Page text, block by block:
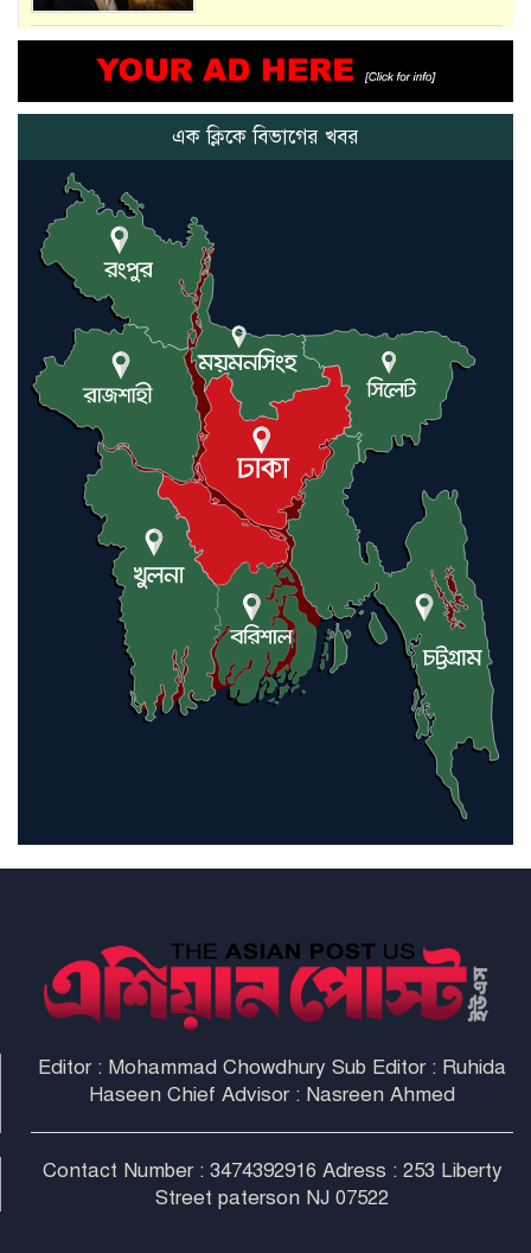
মানুষের উপকার হয় : প্রধানমন্ত্রী
যুক্তরাষ্ট্র ও ইসরায়েল বাদে হরমুজ
প্রণালি সবার জন্য উন্মুক্ত: আরাকচি
এবার চীনের দ্বারস্থ হলেন ডোনাল্ড
ট্রাম্প
ইরানে কঠোর হামলা অব্যাহত রাখতে
ট্রাম্পকে আহ্বান সৌদি আরবের
ইরাকসহ মধ্যপ্রাচ্যে ২৪ হামলা চালাল
ইরানপন্থি গোষ্ঠী
হরমুজ প্রণালী সুরক্ষায় মিত্ররা সাহায্য
না করলে ন্যাটোর ভবিষ্যৎ খারাপ
এক ক্লিকে বিভাগের খবর
Editor : Mohammad Chowdhury Sub Editor : Ruhida
Haseen Chief Advisor : Nasreen Ahmed
Contact Number : 3474392916 Adress : 253 Liberty
Street paterson NJ 07522